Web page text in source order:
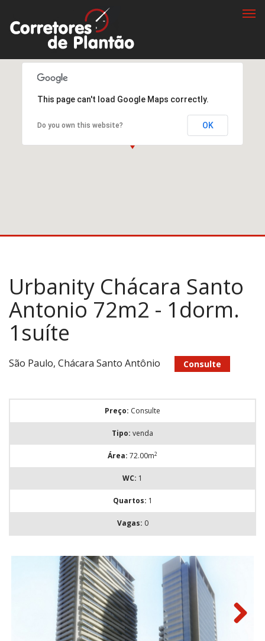
This page can't load Google Maps correctly.
Do you own this website? OK
Urbanity Chácara Santo
Antonio 72m2 - 1dorm.
1suíte
São Paulo, Chácara Santo Antônio Consulte
Preço: Consulte
Tipo: venda
Área: 72.00m2
WC: 1
Quartos: 1
Vagas: 0